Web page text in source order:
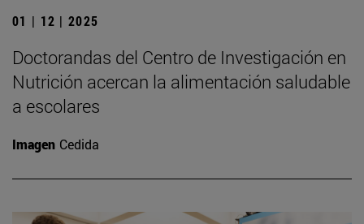
01 | 12 | 2025
Doctorandas del Centro de Investigación en
Nutrición acercan la alimentación saludable
a escolares
Imagen Cedida